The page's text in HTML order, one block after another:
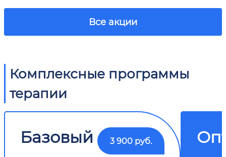
Все акции
Комплексные программы
терапии
Базовый 3 900 руб.